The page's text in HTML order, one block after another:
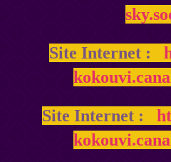
Site Internet :
Site Internet :